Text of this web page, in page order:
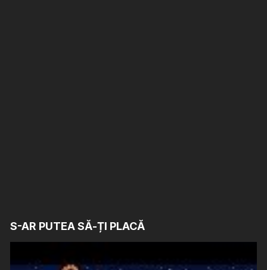
S-AR PUTEA SĂ-ȚI PLACĂ